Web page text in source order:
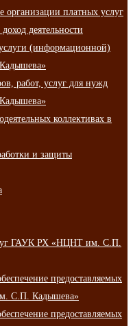
организации платных услуг
деятельности
(информационной)
работ, услуг для нужд
коллективах в
и защиты
ГАУК РХ «НЦНТ им. С.П.
предоставляемых
С.П. Кадышева»
предоставляемых